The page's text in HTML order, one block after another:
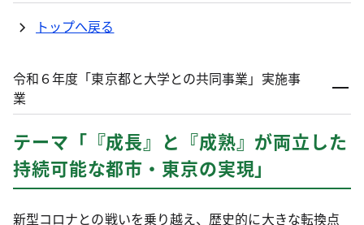
トップへ戻る
令和６年度「東京都と大学との共同事業」実施事
業
テーマ「『成長』と『成熟』が両立した
持続可能な都市・東京の実現」
新型コロナとの戦いを乗り越え、歴史的に大きな転換点